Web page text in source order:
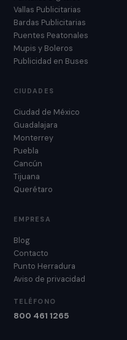
Vallas Publicitarias
Bardas Publicitarias
Puentes Peatonales
Mupis y Boleros
Publicidad en Buses
CIUDADES
Ciudad de México
Guadalajara
Monterrey
Puebla
Cancún
Tijuana
Querétaro
EMPRESA
Blog
Contacto
Punto Herradura
Aviso de privacidad
TELÉFONO
800 461 1265